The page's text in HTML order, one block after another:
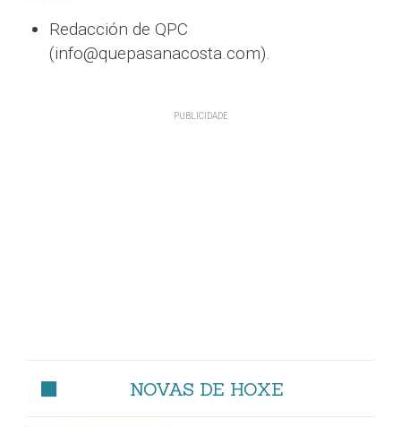
Redacción de QPC
(info@quepasanacosta.com).
NOVAS DE HOXE